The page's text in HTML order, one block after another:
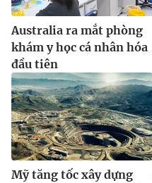
Australia ra mắt phòng
khám y học cá nhân hóa
đầu tiên
Mỹ tăng tốc xây dựng